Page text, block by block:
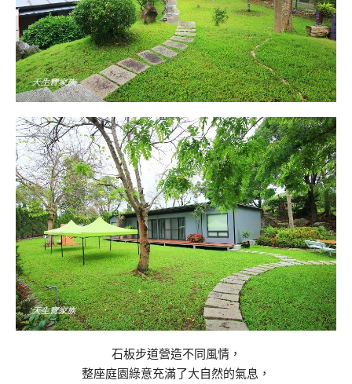
石板步道營造不同風情，
整座庭園綠意充滿了大自然的氣息，